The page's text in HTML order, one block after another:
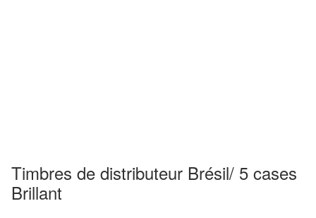
Timbres de distributeur Brésil/ 5 cases
Brillant